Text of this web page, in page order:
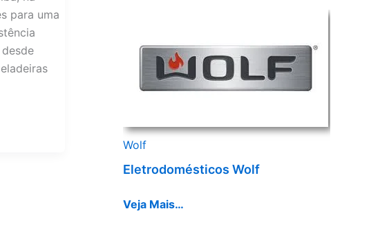
para uma
Wolf
Eletrodomésticos Wolf
Veja Mais…